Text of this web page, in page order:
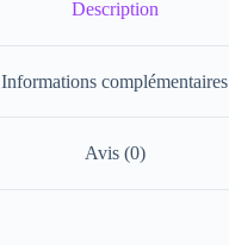
Description
Informations complémentaires
Avis (0)